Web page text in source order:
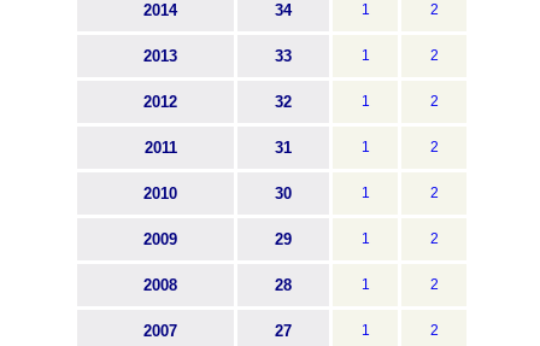
2014 34 1 2
2013 33 1 2
2012 32 1 2
2011 31 1 2
2010 30 1 2
2009 29 1 2
2008 28 1 2
2007 27 1 2